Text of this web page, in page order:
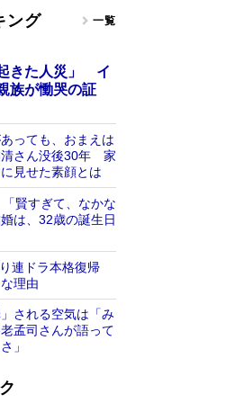
ング 一覧
きた人災」 イ
族が慟哭の証
っても、おまえは
さん没後30年 家
見せた素顔とは
賢すぎて、なかな
は、32歳の誕生日
連ドラ本格復帰
理由
される空気は「み
孟司さんが語って
」